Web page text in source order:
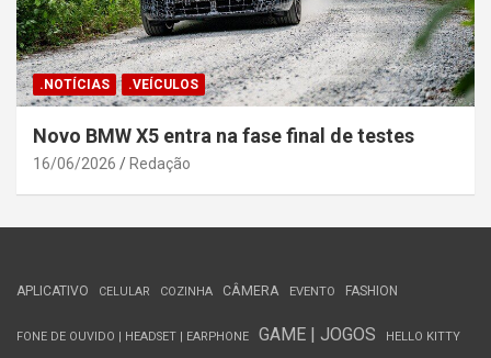
.NOTÍCIAS .VEÍCULOS
Novo BMW X5 entra na fase final de testes
16/06/2026 Redação
APLICATIVO CELULAR COZINHA CÂMERA EVENTO FASHION
FONE DE OUVIDO | HEADSET | EARPHONE GAME | JOGOS HELLO KITTY